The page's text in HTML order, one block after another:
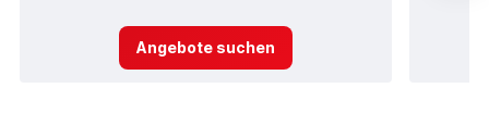
Angebote suchen